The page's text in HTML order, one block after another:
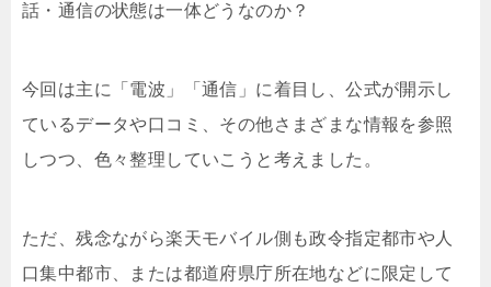
話・通信の状態は一体どうなのか？
今回は主に「電波」「通信」に着目し、公式が開示し
ているデータや口コミ、その他さまざまな情報を参照
しつつ、色々整理していこうと考えました。
ただ、残念ながら楽天モバイル側も政令指定都市や人
口集中都市、または都道府県庁所在地などに限定して